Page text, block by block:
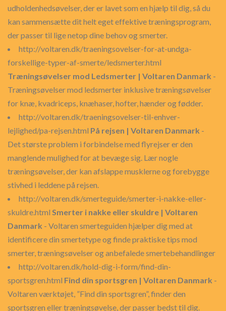
udholdenhedsøvelser, der er lavet som en hjælp til dig, så du
kan sammensætte dit helt eget effektive træningsprogram,
der passer til lige netop dine behov og smerter.
http://voltaren.dk/traeningsovelser-for-at-undga-
forskellige-typer-af-smerte/ledsmerter.html
Træningsøvelser mod Ledsmerter | Voltaren Danmark -
Træningsøvelser mod ledsmerter inklusive træningsøvelser
for knæ, kvadriceps, knæhaser, hofter, hænder og fødder.
http://voltaren.dk/traeningsovelser-til-enhver-
lejlighed/pa-rejsen.html På rejsen | Voltaren Danmark -
Det største problem i forbindelse med flyrejser er den
manglende mulighed for at bevæge sig. Lær nogle
træningsøvelser, der kan afslappe musklerne og forebygge
stivhed i leddene på rejsen.
http://voltaren.dk/smerteguide/smerter-i-nakke-eller-
skuldre.html Smerter i nakke eller skuldre | Voltaren
Danmark - Voltaren smerteguiden hjælper dig med at
identificere din smertetype og finde praktiske tips mod
smerter, træningsøvelser og anbefalede smertebehandlinger
http://voltaren.dk/hold-dig-i-form/find-din-
sportsgren.html Find din sportsgren | Voltaren Danmark -
Voltaren værktøjet, ”Find din sportsgren”, finder den
sportsgren eller træningsøvelse, der passer bedst til dig.